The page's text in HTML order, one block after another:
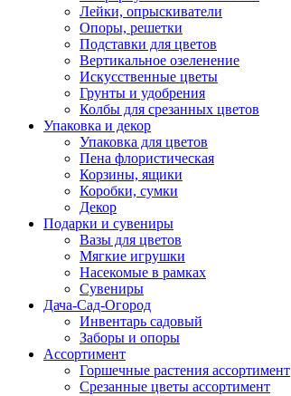
Лейки, опрыскиватели
Опоры, решетки
Подставки для цветов
Вертикальное озеленение
Искусственные цветы
Грунты и удобрения
Колбы для срезанных цветов
Упаковка и декор
Упаковка для цветов
Пена флористическая
Корзины, ящики
Коробки, сумки
Декор
Подарки и сувениры
Вазы для цветов
Мягкие игрушки
Насекомые в рамках
Сувениры
Дача-Сад-Огород
Инвентарь садовый
Заборы и опоры
Ассортимент
Горшечные растения ассортимент
Срезанные цветы ассортимент